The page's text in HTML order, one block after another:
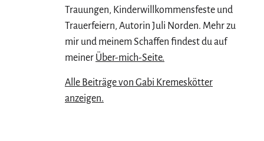
Trauungen, Kinderwillkommensfeste und
Trauerfeiern, Autorin Juli Norden. Mehr zu
mir und meinem Schaffen findest du auf
meiner Über-mich-Seite.
Alle Beiträge von Gabi Kremeskötter
anzeigen.